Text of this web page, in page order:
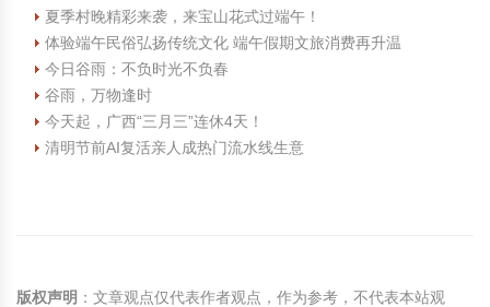
夏季村晚精彩来袭，来宝山花式过端午！
体验端午民俗弘扬传统文化 端午假期文旅消费再升温
今日谷雨：不负时光不负春
谷雨，万物逢时
今天起，广西“三月三”连休4天！
清明节前AI复活亲人成热门流水线生意
版权声明 ：文章观点仅代表作者观点，作为参考，不代表本站观